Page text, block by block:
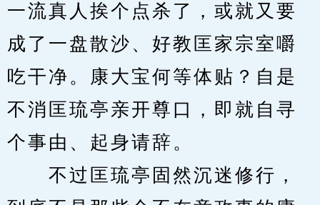
一流真人挨个点杀了，或就又要
成了一盘散沙、好教匡家宗室嚼
吃干净。康大宝何等体贴？自是
不消匡琉亭亲开尊口，即就自寻
个事由、起身请辞。
不过匡琉亭固然沉迷修行，